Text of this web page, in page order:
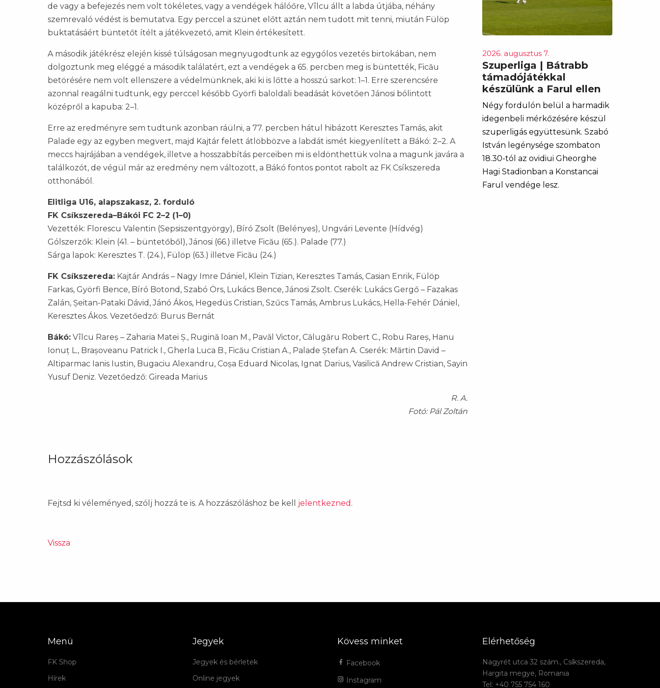
de vagy a befejezés nem volt tökéletes, vagy a vendégek hálóőre, Vîlcu állt a labda útjába, néhány
szemrevaló védést is bemutatva. Egy perccel a szünet előtt aztán nem tudott mit tenni, miután Fülöp
buktatásáért büntetőt ítélt a játékvezető, amit Klein értékesített.
A második játékrész elején kissé túlságosan megnyugodtunk az egygólos vezetés birtokában, nem
dolgoztunk meg eléggé a második találatért, ezt a vendégek a 65. percben meg is büntették, Ficău
betörésére nem volt ellenszere a védelmünknek, aki ki is lőtte a hosszú sarkot: 1–1. Erre szerencsére
azonnal reagálni tudtunk, egy perccel később Györfi baloldali beadását követően Jánosi bólintott
középről a kapuba: 2–1.
Erre az eredményre sem tudtunk azonban ráülni, a 77. percben hátul hibázott Keresztes Tamás, akit
Palade egy az egyben megvert, majd Kajtár felett átlöbbözve a labdát ismét kiegyenlített a Bákó: 2–2. A
meccs hajrájában a vendégek, illetve a hosszabbítás perceiben mi is eldönthettük volna a magunk javára a
találkozót, de végül már az eredmény nem változott, a Bákó fontos pontot rabolt az FK Csíkszereda
otthonából.
Elitliga U16, alapszakasz, 2. forduló
FK Csíkszereda–Bákói FC 2–2 (1–0)
Vezették: Florescu Valentin (Sepsiszentgyörgy), Bíró Zsolt (Belényes), Ungvári Levente (Hídvég)
Gólszerzők: Klein (41. – büntetőből), Jánosi (66.) illetve Ficău (65.). Palade (77.)
Sárga lapok: Keresztes T. (24.), Fülöp (63.) illetve Ficău (24.)
FK Csíkszereda: Kajtár András – Nagy Imre Dániel, Klein Tizian, Keresztes Tamás, Casian Enrik, Fülöp
Farkas, Györfi Bence, Bíró Botond, Szabó Örs, Lukács Bence, Jánosi Zsolt. Cserék: Lukács Gergő – Fazakas
Zalán, Șeitan-Pataki Dávid, Jánó Ákos, Hegedüs Cristian, Szűcs Tamás, Ambrus Lukács, Hella-Fehér Dániel,
Keresztes Ákos. Vezetőedző: Burus Bernát
Bákó: Vîlcu Rareș – Zaharia Matei Ș., Rugină Ioan M., Pavăl Victor, Călugăru Robert C., Robu Rareș, Hanu
Ionuț L., Brașoveanu Patrick I., Gherla Luca B., Ficău Cristian A., Palade Ștefan A. Cserék: Mărtin David –
Altiparmac Ianis Iustin, Bugaciu Alexandru, Coșa Eduard Nicolas, Ignat Darius, Vasilică Andrew Cristian, Sayin
Yusuf Deniz. Vezetőedző: Gireada Marius
R. A.
Fotó: Pál Zoltán
2026. augusztus 7.
Szuperliga | Bátrabb
támadójátékkal
készülünk a Farul ellen
Négy fordulón belül a harmadik
idegenbeli mérkőzésére készül
szuperligás együttesünk. Szabó
István legénysége szombaton
18.30-tól az ovidiui Gheorghe
Hagi Stadionban a Konstancai
Farul vendége lesz.
Hozzászólások
Fejtsd ki véleményed, szólj hozzá te is. A hozzászóláshoz be kell jelentkezned .
Vissza
Menü
FK Shop
Hírek
Jegyek
Jegyek és bérletek
Online jegyek
Kövess minket
Facebook
Instagram
Elérhetőség
Nagyrét utca 32 szám., Csíkszereda,
Hargita megye, Romania
Tel: +40 755 754 160